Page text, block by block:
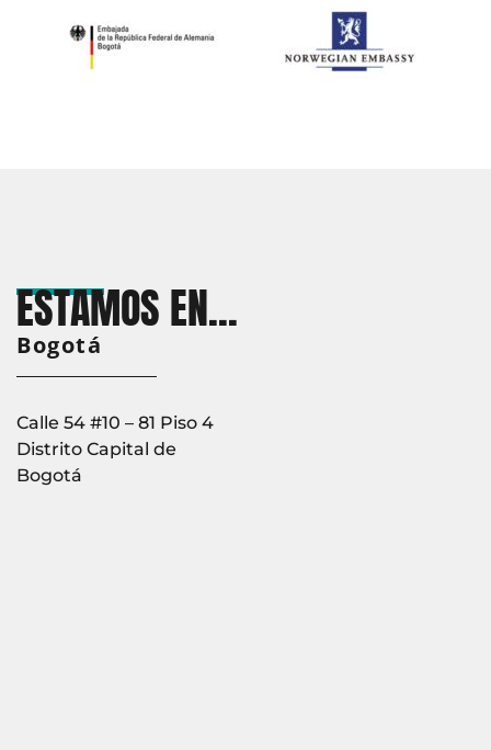
ESTAMOS EN...
Bogotá
Calle 54 #10 – 81 Piso 4
Distrito Capital de
Bogotá